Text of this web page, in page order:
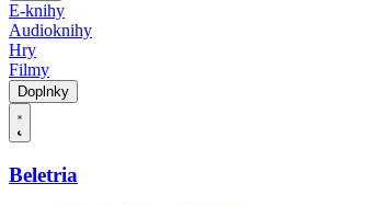
E-knihy
Audioknihy
Hry
Filmy
Doplnky
Beletria